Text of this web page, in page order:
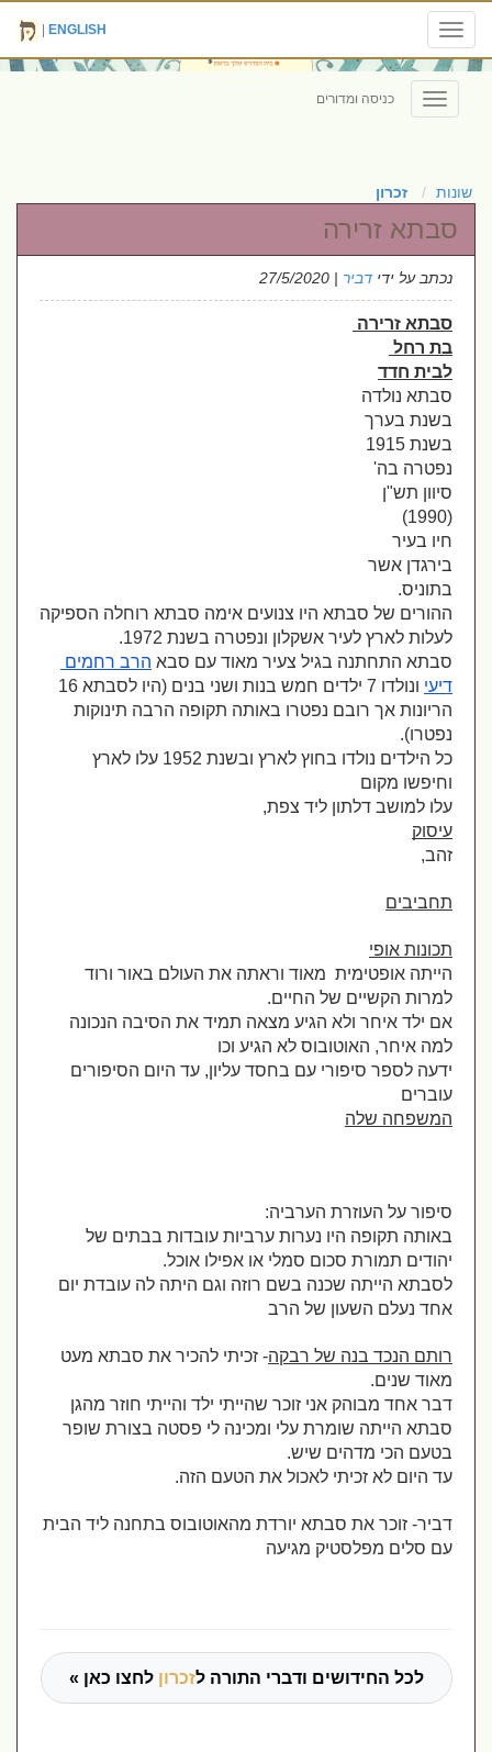
Toggle
navigation
ENGLISH
Toggle
navigation
כניסה ומדורים
שונות זכרון
סבתא זרירה
נכתב על ידידביר | 27/5/2020
לבית חדד
(1990)
בתוניס.
לעלות לארץ לעיר אשקלון ונפטרה בשנת 1972.
סבתא התחתנה בגיל צעיר מאוד עם סבא
דיעי
נפטרו).
וחיפשו מקום
עלו למושב דלתון ליד צפת,
עיסוק
זהב,
תחביבים
תכונות אופי
למרות הקשיים של החיים.
למה איחר, האוטובוס לא הגיע וכו
עוברים
המשפחה שלה
סיפור על העוזרת הערביה:
יהודים תמורת סכום סמלי או אפילו אוכל.
אחד נעלם השעון של הרב
רותם הנכד בנה של רבקה
מאוד שנים.
בטעם הכי מדהים שיש.
עד היום לא זכיתי לאכול את הטעם הזה.
עם סלים מפלסטיק מגיעה
לכל החידושים ודברי התורה לזכרון לחצו כאן »